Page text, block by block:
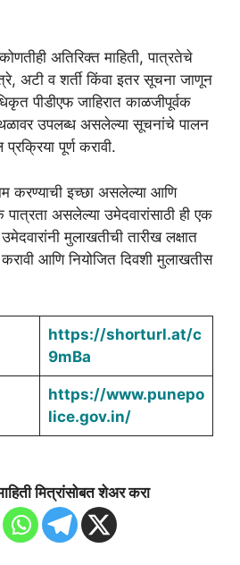
अतिरिक्त माहिती, पात्रतेचे
अटी व शर्ती किंवा इतर सूचना जाणून
पीडीएफ जाहिरात काळजीपूर्वक
उपलब्ध असलेल्या सूचनांचे पालन
पूर्ण करावी.
करण्याची इच्छा असलेल्या आणि
असलेल्या उमेदवारांसाठी ही एक
मुलाखतीची तारीख लक्षात
आणि नियोजित दिवशी मुलाखतीस
https://shorturl.at/c
9mBa
https://www.punepo
lice.gov.in/
मित्रांसोबत शेअर करा